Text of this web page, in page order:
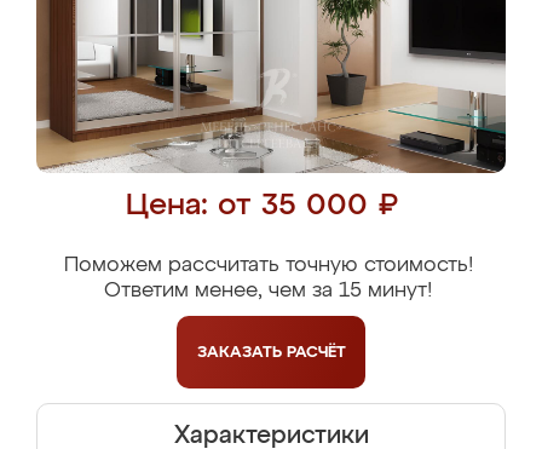
Цена: от 35 000 ₽
Поможем рассчитать точную стоимость!
Ответим менее, чем за 15 минут!
ЗАКАЗАТЬ РАСЧЁТ
Характеристики